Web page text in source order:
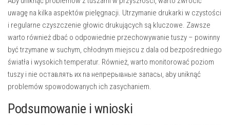
uwagę na kilka aspektów pielęgnacji. Utrzymanie drukarki w czystości
i regularne czyszczenie głowic drukujących są kluczowe. Zawsze
warto również dbać o odpowiednie przechowywanie tuszy – powinny
być trzymane w suchym, chłodnym miejscu z dala od bezpośredniego
światła i wysokich temperatur. Również, warto monitorować poziom
tuszy i nie оставлять их na нeпрерывные запасы, aby uniknąć
problemów spowodowanych ich zasychaniem.
Podsumowanie i wnioski